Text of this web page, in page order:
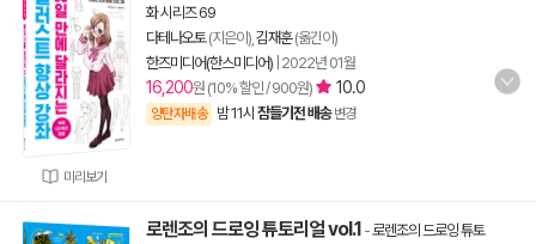
미리보기
화 시리즈 69
다테나오토(지은이), 김재훈(옮긴이)
한즈미디어(한스미디어) 2022년 01월
16,200원 (10% 할인 / 900원) 10.0
양탄자배송 밤 11시 잠들기전 배송 변경
로렌조의 드로잉 튜토리얼 vol.1 -로렌조의 드로잉 튜토